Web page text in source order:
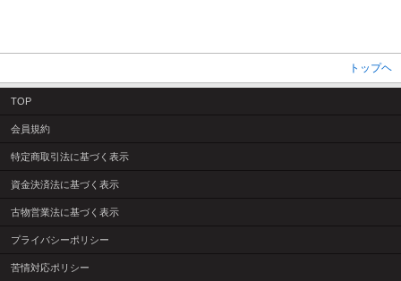
トップヘ
TOP
会員規約
特定商取引法に基づく表示
資金決済法に基づく表示
古物営業法に基づく表示
プライバシーポリシー
苦情対応ポリシー